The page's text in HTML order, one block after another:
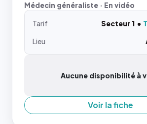
Médecin généraliste · En vidéo
Tarif Secteur 1
Lieu
Aucune disponibilité à
Voir la fiche